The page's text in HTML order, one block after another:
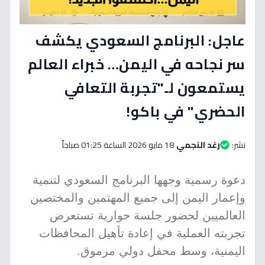
عاجل: البرنامج السعودي يكشف
سر نجاحه في اليمن… خبراء العالم
يستمعون لـ"تجربة التعافي
الحضري" في باكو!
نشر: رغد النجمي18 مايو 2026 الساعة 01:25 صباحاً
دعوة رسمية وجهها البرنامج السعودي لتنمية
وإعمار اليمن إلى جميع المهتمين والمختصين
العالميين لحضور جلسة حوارية تستعرض
تجربته العملية في إعادة تأهيل المحافظات
اليمنية، وسط محفل دولي مرموق.